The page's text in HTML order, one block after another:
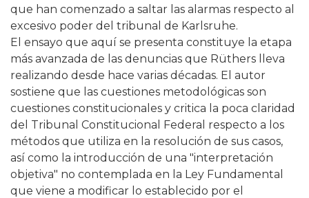
que han comenzado a saltar las alarmas respecto al
excesivo poder del tribunal de Karlsruhe.
El ensayo que aquí se presenta constituye la etapa
más avanzada de las denuncias que Rüthers lleva
realizando desde hace varias décadas. El autor
sostiene que las cuestiones metodológicas son
cuestiones constitucionales y critica la poca claridad
del Tribunal Constitucional Federal respecto a los
métodos que utiliza en la resolución de sus casos,
así como la introducción de una "interpretación
objetiva" no contemplada en la Ley Fundamental
que viene a modificar lo establecido por el